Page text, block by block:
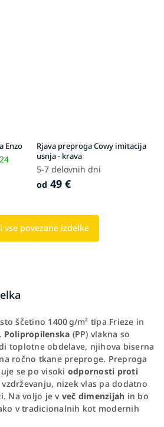
Enzo
Rjava preproga Cowy imitacija
usnja - krava
5-7 delovnih dni
od 49 €
vse povezane izdelke
ščetino 1400 g/m² tipa Frieze in
Polipropilenska (PP) vlakna so
toplotne obdelave, njihova biserna
ročno tkane preproge. Preproga
se po visoki odpornosti proti
nizek vlas pa dodatno
Na voljo je v več dimenzijah in bo
v tradicionalnih kot modernih